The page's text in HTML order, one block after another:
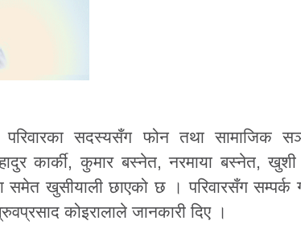
सदस्यसँग फोन तथा सामाजिक
कार्की, कुमार बस्नेत, नरमाया बस्नेत, खुशी
समेत खुसीयाली छाएको छ । परिवारसँग
कोइरालाले जानकारी दिए ।